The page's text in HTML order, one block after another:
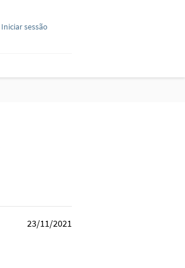
Iniciar sessão
23/11/2021